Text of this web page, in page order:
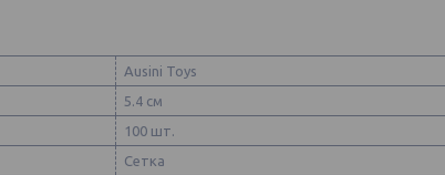
Ausini Toys
5.4 см
100 шт.
Сетка